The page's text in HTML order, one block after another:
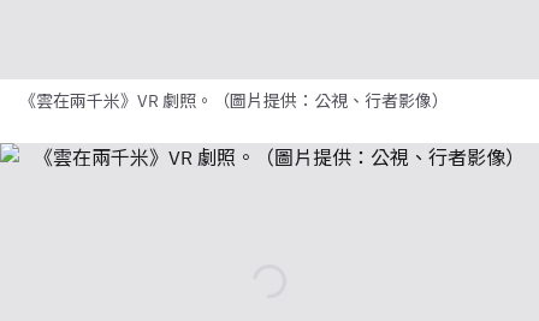
《雲在兩千米》VR 劇照。（圖片提供：公視、行者影像）